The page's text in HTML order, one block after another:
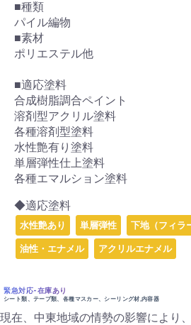
■種類
パイル編物
■素材
ポリエステル他
■適応塗料
合成樹脂調合ペイント
溶剤型アクリル塗料
各種溶剤型塗料
水性艶有り塗料
単層弾性仕上塗料
各種エマルション塗料
◆適応塗料
水性艶あり 単層弾性 下地（フィラ
油性・エナメル アクリルエナメル
緊急対応-在庫あり
シート類、テープ類、各種マスカー、シーリング材,内容器
現在、中東地域の情勢の影響により